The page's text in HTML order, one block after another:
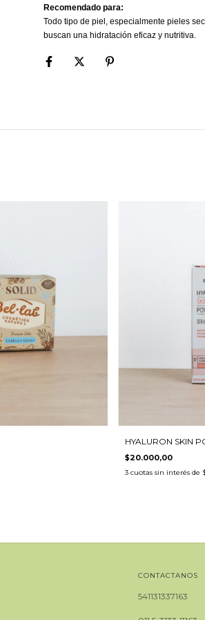
Recomendado para:
Todo tipo de piel, especialmente pieles
buscan una hidratación eficaz y nutritiva.
HYALURON SKIN
$20.000,00
3 cuotas sin interés de
CONTACTANOS
541131337163